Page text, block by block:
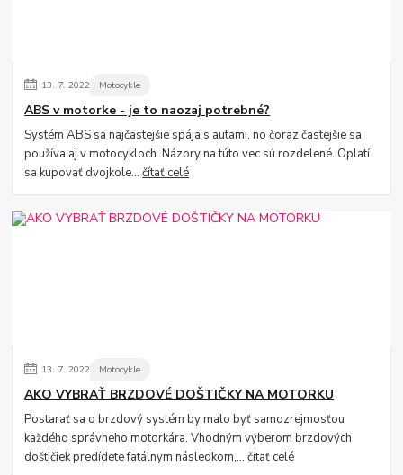
13. 7. 2022 Motocykle
ABS v motorke - je to naozaj potrebné?
Systém ABS sa najčastejšie spája s autami, no čoraz častejšie sa
používa aj v motocykloch. Názory na túto vec sú rozdelené. Oplatí
sa kupovať dvojkole...čítať celé
13. 7. 2022 Motocykle
AKO VYBRAŤ BRZDOVÉ DOŠTIČKY NA MOTORKU
Postarať sa o brzdový systém by malo byť samozrejmosťou
každého správneho motorkára. Vhodným výberom brzdových
doštičiek predídete fatálnym následkom,...čítať celé